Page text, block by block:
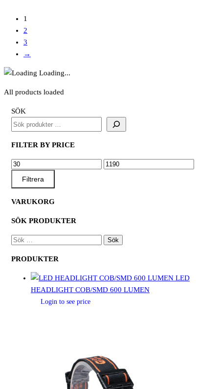
1
2
3
→
Loading...
All products loaded
SÖK
FILTER BY PRICE
MIN
PRIS
MAX
Filtrera
VARUKORG
SÖK PRODUKTER
SÖK
PRODUKTER
LED
HEADLIGHT COB/SMD 600 LUMEN
Login to see price